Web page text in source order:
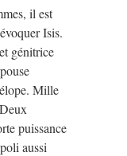
il est
Isis.
génitrice
Mille
puissance
aussi